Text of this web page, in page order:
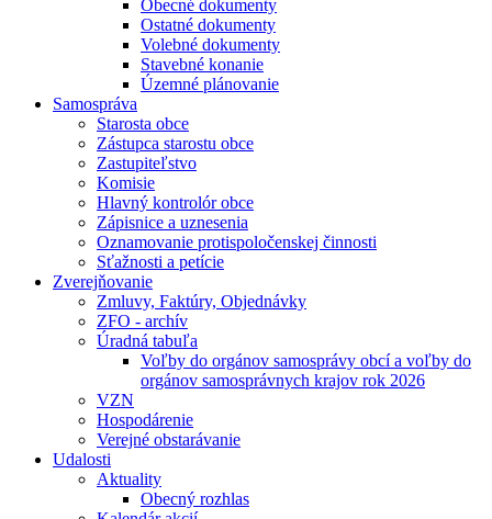
Obecné dokumenty
Ostatné dokumenty
Volebné dokumenty
Stavebné konanie
Územné plánovanie
Samospráva
Starosta obce
Zástupca starostu obce
Zastupiteľstvo
Komisie
Hlavný kontrolór obce
Zápisnice a uznesenia
Oznamovanie protispoločenskej činnosti
Sťažnosti a petície
Zverejňovanie
Zmluvy, Faktúry, Objednávky
ZFO - archív
Úradná tabuľa
Voľby do orgánov samosprávy obcí a voľby do
orgánov samosprávnych krajov rok 2026
VZN
Hospodárenie
Verejné obstarávanie
Udalosti
Aktuality
Obecný rozhlas